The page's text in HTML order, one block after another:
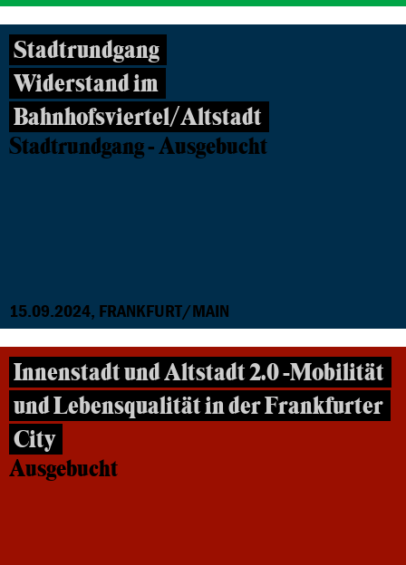
Stadtrundgang
Widerstand im
Bahnhofsviertel/Altstadt
Stadtrundgang - Ausgebucht
15.09.2024, FRANKFURT/MAIN
Innenstadt und Altstadt 2.0 -Mobilität
und Lebensqualität in der Frankfurter
City
Ausgebucht